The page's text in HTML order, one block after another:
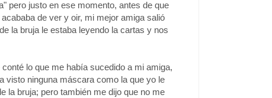
pero justo en ese momento, antes de que
de ver y oir, mi mejor amiga salió
la bruja le estaba leyendo la cartas y nos
lo que me había sucedido a mi amiga,
visto ninguna máscara como la que yo le
la bruja; pero también me dijo que no me